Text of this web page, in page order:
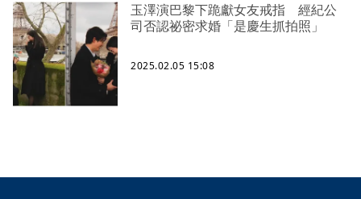
玉澤演巴黎下跪獻女友戒指 經紀公
司否認祕密求婚「是慶生抓拍照」
2025.02.05 15:08